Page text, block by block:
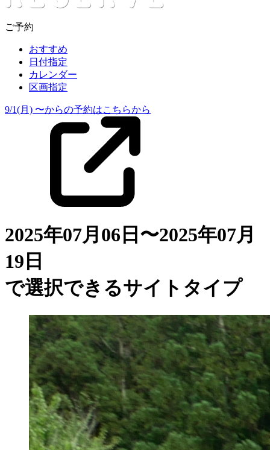
ご予約
おすすめ
日付指定
カレンダー
区画指定
9/1(月) 〜からの予約はこちらから
2025年07月06日〜2025年07月
19日
で選択できるサイトタイプ